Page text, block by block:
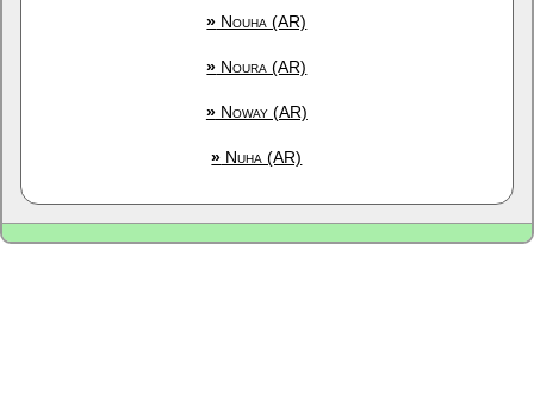
» Nouha (AR)
» Noura (AR)
»Noway (AR)
» Nuha (AR)